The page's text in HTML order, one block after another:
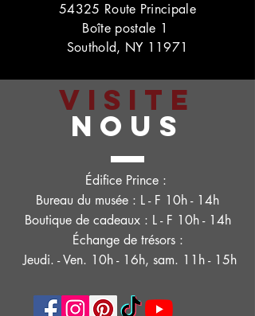
54325 Route Principale
Boîte postale 1
Southold, NY 11971
VISITE
NOUS
Édifice Prince :
Bureau du musée : L - F 10h - 14h
Boutique de cadeaux : L - F 10h - 14h
Échange de trésors :
Jeudi. - Ven. 10h - 16h, sam. 11h - 15h